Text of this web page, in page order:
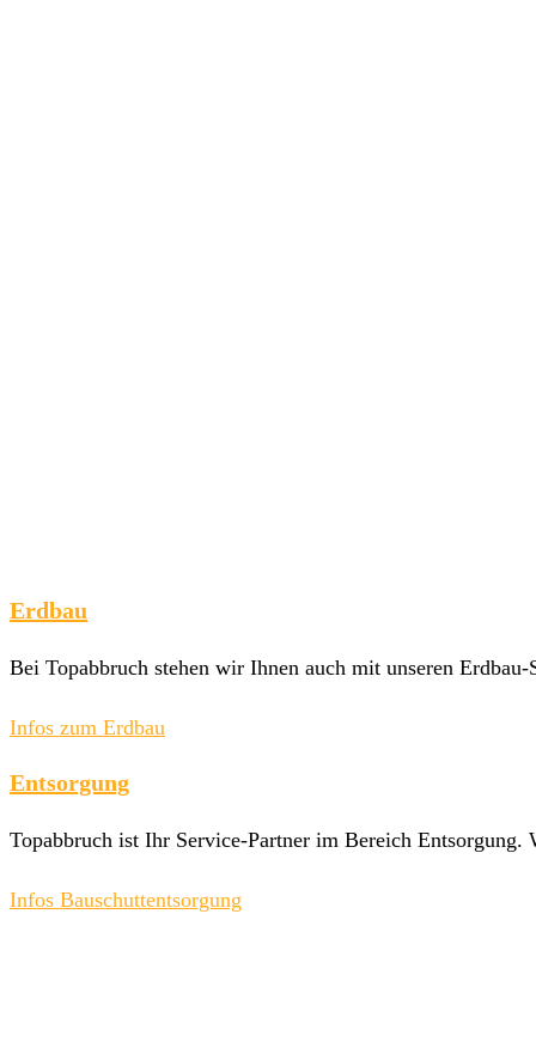
Erdbau
Bei Topabbruch stehen wir Ihnen auch mit unseren
Infos zum Erdbau
Entsorgung
Topabbruch ist Ihr Service-Partner im Bereich
Infos Bauschuttentsorgung